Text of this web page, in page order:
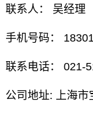
联系人： 吴经理
手机号码：
联系电话： 021-
公司地址: 上海市